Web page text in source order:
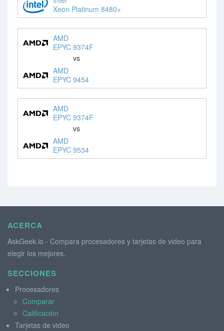
Xeon Platinum 8480+
AMD
EPYC 9374F
vs
AMD
EPYC 9454
AMD
EPYC 9374F
vs
AMD
EPYC 9534
ACERCA
AskGeek.io - Compara procesadores y tarjetas de video para
elegir los mejores.
SECCIONES
Procesadores
Comparar
Calificación
Tarjetas de video